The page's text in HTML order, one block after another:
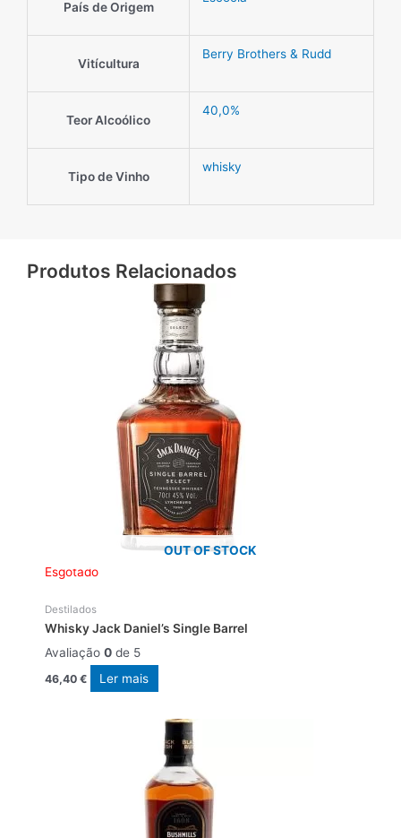
País de Origem
Vitícultura
Berry Brothers & Rudd
Teor Alcoólico
40,0%
Tipo de Vinho
whisky
Produtos Relacionados
OUT OF STOCK
Esgotado
Destilados
Whisky Jack Daniel’s Single Barrel
Avaliação 0 de 5
46,40 € Ler mais